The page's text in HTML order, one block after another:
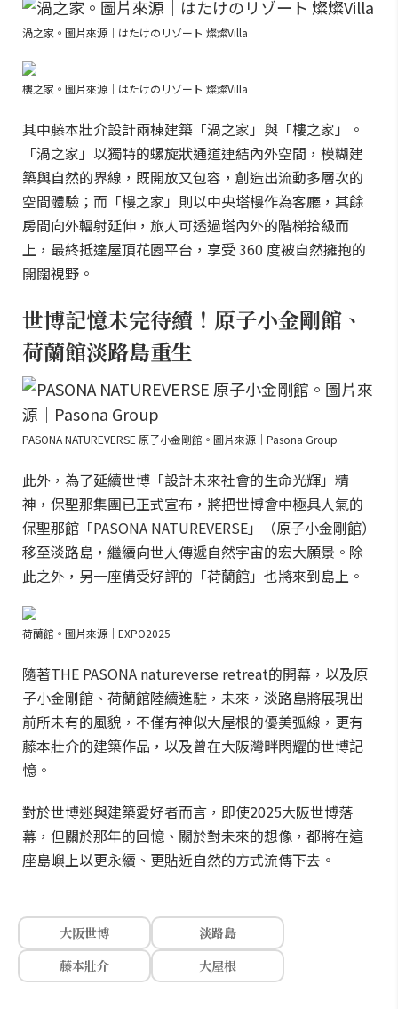
渦之家。圖片來源｜はたけのリゾート 燦燦Villa
樓之家。圖片來源｜はたけのリゾート 燦燦Villa
其中藤本壯介設計兩棟建築「渦之家」與「樓之家」。
「渦之家」以獨特的螺旋狀通道連結內外空間，模糊建
築與自然的界線，既開放又包容，創造出流動多層次的
空間體驗；而「樓之家」則以中央塔樓作為客廳，其餘
房間向外輻射延伸，旅人可透過塔內外的階梯拾級而
上，最終抵達屋頂花園平台，享受 360 度被自然擁抱的
開闊視野。
世博記憶未完待續！原子小金剛館、
荷蘭館淡路島重生
PASONA NATUREVERSE 原子小金剛館。圖片來源｜Pasona Group
此外，為了延續世博「設計未來社會的生命光輝」精
神，保聖那集團已正式宣布，將把世博會中極具人氣的
保聖那館「PASONA NATUREVERSE」（原子小金剛館）
移至淡路島，繼續向世人傳遞自然宇宙的宏大願景。除
此之外，另一座備受好評的「荷蘭館」也將來到島上。
荷蘭館。圖片來源｜EXPO2025
隨著THE PASONA natureverse retreat的開幕，以及原
子小金剛館、荷蘭館陸續進駐，未來，淡路島將展現出
前所未有的風貌，不僅有神似大屋根的優美弧線，更有
藤本壯介的建築作品，以及曾在大阪灣畔閃耀的世博記
憶。
對於世博迷與建築愛好者而言，即使2025大阪世博落
幕，但關於那年的回憶、關於對未來的想像，都將在這
座島嶼上以更永續、更貼近自然的方式流傳下去。
大阪世博
淡路島
藤本壯介
大屋根